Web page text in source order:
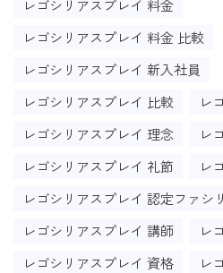
レゴシリアスプレイ 料金
レゴシリアスプレイ 料金 比較
レゴシリアスプレイ 新入社員
レゴシリアスプレイ 比較
レ
レゴシリアスプレイ 理念
レ
レゴシリアスプレイ 礼節
レ
レゴシリアスプレイ 認定ファシ
レゴシリアスプレイ 講師
レ
レゴシリアスプレイ 資格
レ